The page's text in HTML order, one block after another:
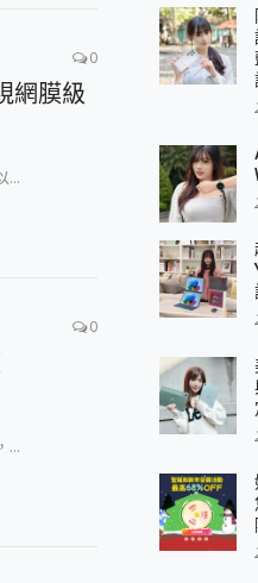
Xiaomi 14 開箱 評測
機
、拍攝功能最好玩的美拍神
評測
行動電源 開箱 評測
紀錄生活就是這麼簡單
0
網膜級
...
0
...